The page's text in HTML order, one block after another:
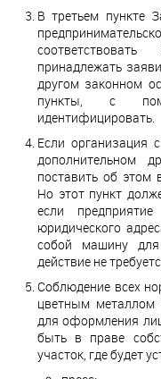
В третьем пункте
принадлежать
другом законном
пункты, с
идентифицировать.
Если организация
дополнительном
поставить об этом
Но этот пункт
если
юридического
собой машину
действие не
Соблюдение всех
цветным металлом
для оформления
быть в праве
участок, где будет